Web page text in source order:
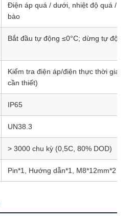
Điện áp quá / dưới, nhiệt độ quá /
bào
Bắt đầu tự động ≤0°C; dừng tự động
Kiểm tra điện áp/điện thực thời gian
cần thiết)
IP65
UN38.3
> 3000 chu kỳ (0,5C, 80% DOD)
Pin*1, Hướng dẫn*1, M8*12mm*2